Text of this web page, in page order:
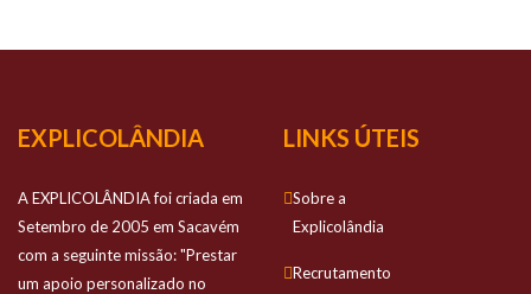
EXPLICOLÂNDIA
A EXPLICOLÂNDIA foi criada em
Setembro de 2005 em Sacavém
com a seguinte missão: "Prestar
um apoio personalizado no
LINKS ÚTEIS
Sobre a
Explicolândia
Recrutamento